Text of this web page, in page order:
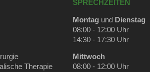
Therapie
SPRECHZEITEN
Montag und Dienstag
08:00 - 12:00 Uhr
14:30 - 17:30 Uhr
Mittwoch
08:00 - 12:00 Uhr